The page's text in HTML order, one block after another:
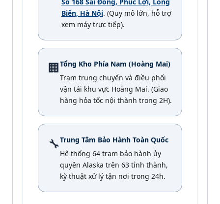
Biên, Hà Nội. (Quy mô lớn, hỗ trợ
xem máy trực tiếp).
🏢Tổng Kho Phía Nam (Hoàng Mai)
Trạm trung chuyển và điều phối
vận tải khu vực Hoàng Mai. (Giao
hàng hỏa tốc nội thành trong 2H).
🔧Trung Tâm Bảo Hành Toàn Quốc
Hệ thống 64 trạm bảo hành ủy
quyền Alaska trên 63 tỉnh thành,
kỹ thuật xử lý tận nơi trong 24h.